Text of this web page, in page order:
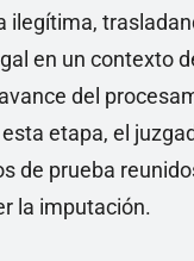
ilegítima,
en un contexto
del
etapa, el
de prueba
la imputación.